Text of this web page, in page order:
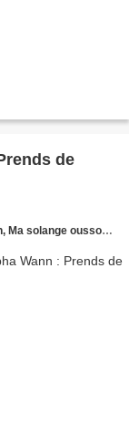
de
Music, Afrique, Sony, Hollywood, Europe